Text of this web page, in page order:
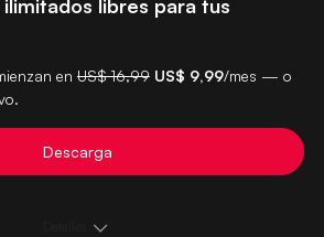
libres para tus
en US$ 16,99 US$ 9,99/mes — o
Descarga